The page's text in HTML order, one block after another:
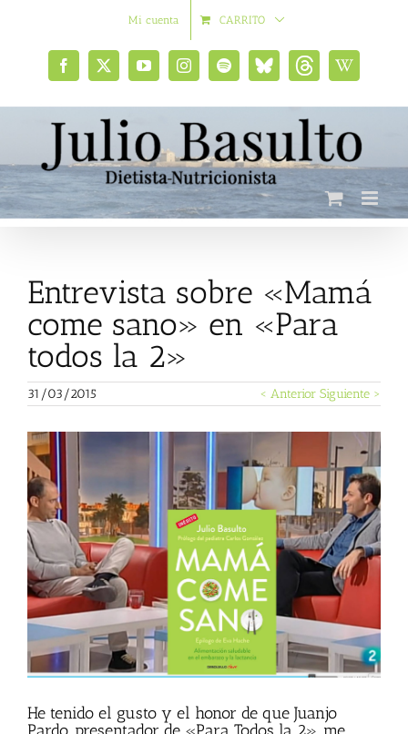
Mi cuenta CARRITO
Facebook
X YouTubeInstagramSpotifyBluesky
social
ThreadsWikipedia
Entrevista sobre «Mamá
come sano» en «Para
todos la 2»
31/03/2015 < Anterior Siguiente >
Ver
imagen
más
grande
He tenido el gusto y el honor de que Juanjo